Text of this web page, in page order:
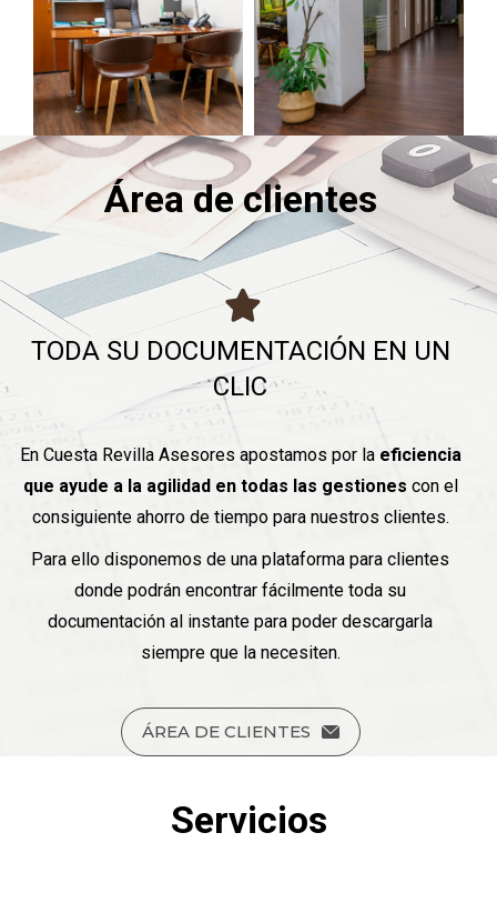
Área de clientes
TODA SU DOCUMENTACIÓN EN UN
CLIC
En Cuesta Revilla Asesores apostamos por la eficiencia
que ayude a la agilidad en todas las gestiones con el
consiguiente ahorro de tiempo para nuestros clientes.
Para ello disponemos de una plataforma para clientes
donde podrán encontrar fácilmente toda su
documentación al instante para poder descargarla
siempre que la necesiten.
ÁREA DE CLIENTES
Servicios